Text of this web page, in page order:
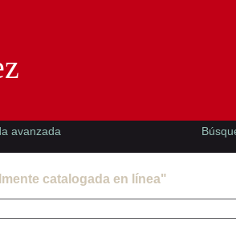
catalogada en línea"
avanzada